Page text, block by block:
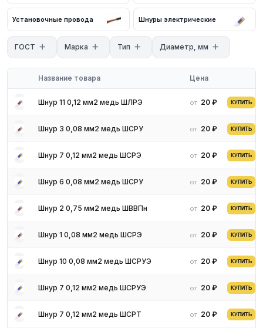
Установочные провода Шнуры электрические
ГОСТ Марка Тип Диаметр, мм
Название товара Цена
Шнур 11 0,12 мм2 медь ШЛРЭ от 20 ₽ КУПИТЬ
Шнур 3 0,08 мм2 медь ШСРУ от 20 ₽ КУПИТЬ
Шнур 7 0,12 мм2 медь ШСРЭ от 20 ₽ КУПИТЬ
Шнур 6 0,08 мм2 медь ШСРУ от 20 ₽ КУПИТЬ
Шнур 2 0,75 мм2 медь ШВВПн от 20 ₽ КУПИТЬ
Шнур 1 0,08 мм2 медь ШСРЭ от 20 ₽ КУПИТЬ
Шнур 10 0,08 мм2 медь ШСРУЭ от 20 ₽ КУПИТЬ
Шнур 7 0,12 мм2 медь ШСРУЭ от 20 ₽ КУПИТЬ
Шнур 7 0,12 мм2 медь ШСРТ от 20 ₽ КУПИТЬ